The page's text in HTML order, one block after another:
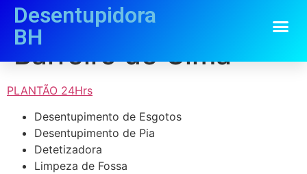
Desentupidora
BH
Desentupidora
Barreiro de Cima
PLANTÃO 24Hrs
Desentupimento de Esgotos
Desentupimento de Pia
Detetizadora
Limpeza de Fossa